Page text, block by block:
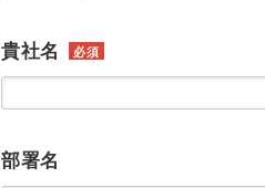
貴社名 必須
部署名